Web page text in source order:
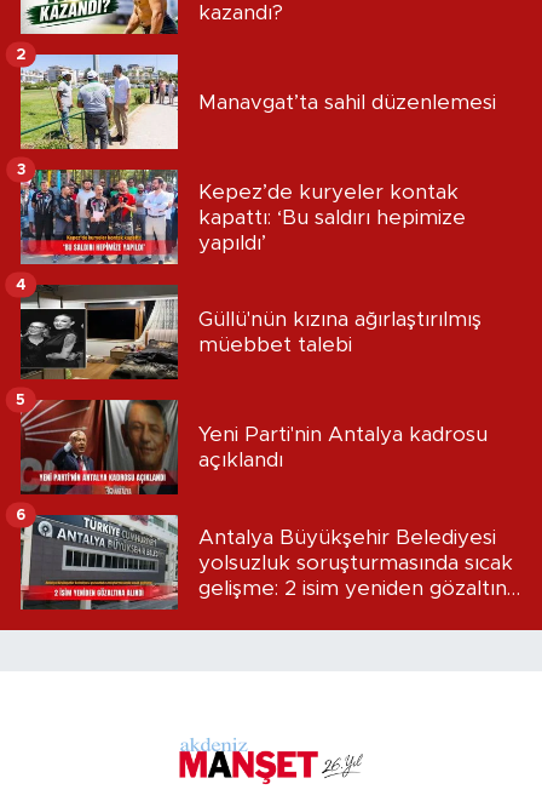
kazandı?
Manavgat’ta sahil düzenlemesi
2
Kepez’de kuryeler kontak
kapattı: ‘Bu saldırı hepimize
yapıldı’
3
Güllü'nün kızına ağırlaştırılmış
müebbet talebi
4
Yeni Parti'nin Antalya kadrosu
açıklandı
5
Antalya Büyükşehir Belediyesi
yolsuzluk soruşturmasında sıcak
gelişme: 2 isim yeniden gözaltına
6